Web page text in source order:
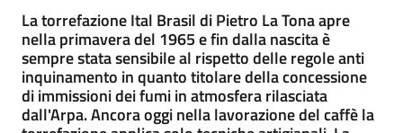
La torrefazione Ital Brasil di Pietro La Tona apre
nella primavera del 1965 e fin dalla nascita è
sempre stata sensibile al rispetto delle regole anti
inquinamento in quanto titolare della concessione
di immissioni dei fumi in atmosfera rilasciata
dall'Arpa. Ancora oggi nella lavorazione del caffè la